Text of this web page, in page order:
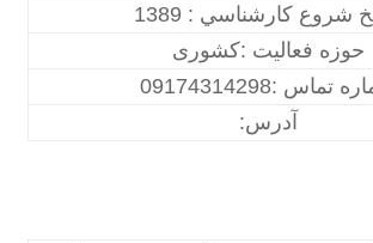
شروع كارشناسي : 1389
حوزه فعاليت :کشوری
تماس :09174314298
آدرس: